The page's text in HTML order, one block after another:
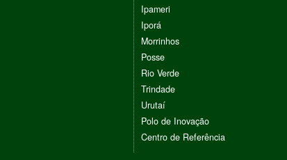
Ipameri
Iporá
Morrinhos
Posse
Rio Verde
Trindade
Urutaí
Polo de Inovação
Centro de Referência